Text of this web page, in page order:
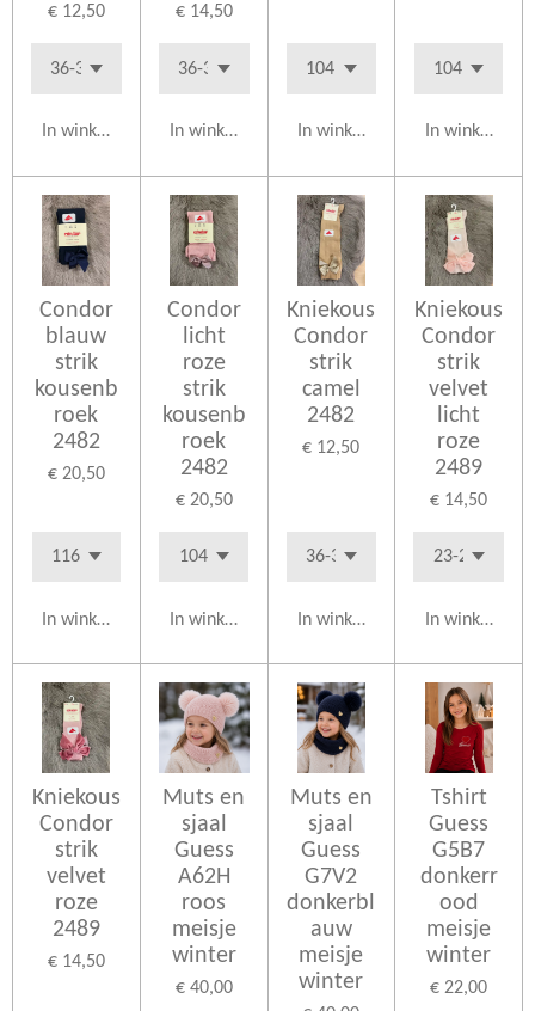
€ 12,50
In winkelwagen
€ 14,50
In winkelwagen In winkelwagen In
Condor
blauw
strik
kousenb
roek
2482
€ 20,50
In winkelwagen
Condor
licht
roze
strik
kousenb
roek
2482
€ 20,50
In winkelwagen
Kniekous
Condor
strik
camel
2482
€ 12,50
In winkelwagen
Kniekous
Condor
strik
velvet
licht
roze
2489
€ 14,50
In
Kniekous
Condor
strik
velvet
roze
2489
€ 14,50
Muts en
sjaal
Guess
A62H
roos
meisje
winter
€ 40,00
Muts en
sjaal
Guess
G7V2
donkerbl
auw
meisje
winter
Tshirt
Guess
G5B7
donkerr
ood
meisje
winter
€ 22,00